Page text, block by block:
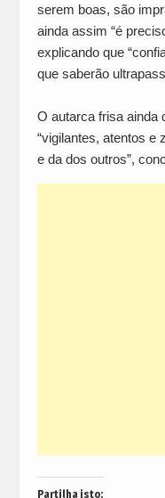
serem boas, são
ainda assim “é
explicando que
que saberão
O autarca frisa ainda
“vigilantes, atentos e
e da dos outros”,
Partilha isto: